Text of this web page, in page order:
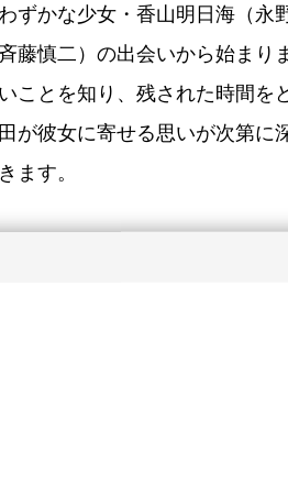
ずかな少女・香山明日海（永
藤慎二）の出会いから始まり
ことを知り、残された時間を
が彼女に寄せる思いが次第に
ます。